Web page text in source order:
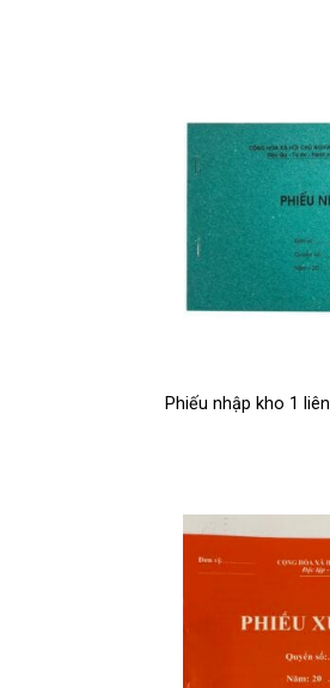
Phiếu nhập kho 1 liên